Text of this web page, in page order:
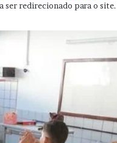
ser redirecionado para o site.